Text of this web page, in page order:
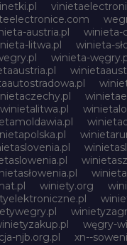
austria.pl
winieta-
litwa.pl
winieta-
winieta-
winietalitwa.pl
winiety.org
węgry-
njb.org.pl
xn--